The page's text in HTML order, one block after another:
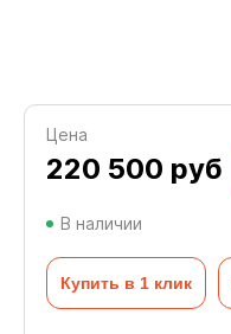
Цена
220 500 руб
В наличии
Купить в 1 клик